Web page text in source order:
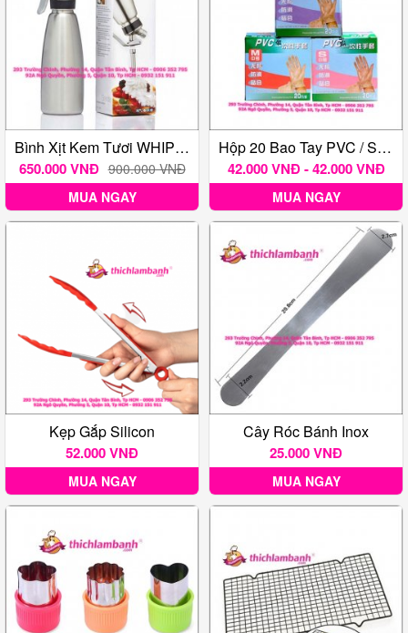
Bình Xịt Kem Tươi WHIPPER CREAM – 500ml
650.000 VNĐ 900.000 VNĐ
MUA NGAY
Hộp 20 Bao Tay PVC / Silicon Nhào Bột Nhiều Kích Thước
42.000 VNĐ - 42.000 VNĐ
MUA NGAY
Kẹp Gắp Silicon
52.000 VNĐ
MUA NGAY
Cây Róc Bánh Inox
25.000 VNĐ
MUA NGAY